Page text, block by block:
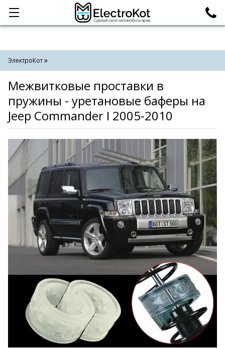
Категории Поиск
ЭлектроКот
Межвитковые проставки в
пружины - уретановые баферы на
Jeep Commander I 2005-2010